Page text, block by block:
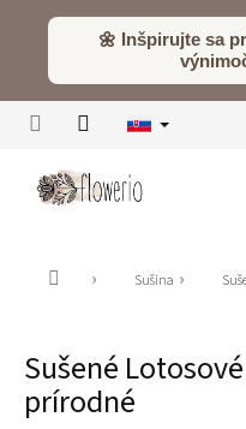
🌼 Inšpirujte sa
Domov Sušina
Sušené
prírodné